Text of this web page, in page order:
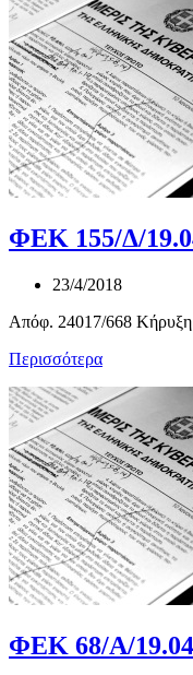
ΦΕΚ 155/Δ/
23/4/2018
Απόφ. 24017/668 Κήρυξη
Περισσότερα
ΦΕΚ 68/Α/